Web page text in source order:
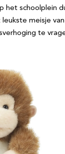
het schoolplein
meisje van
te